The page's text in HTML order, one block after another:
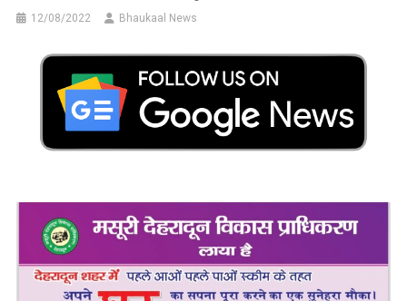
12/08/2022 Bhaukaal News